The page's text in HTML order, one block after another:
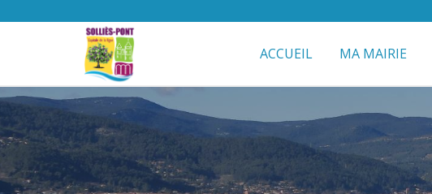
ACCUEIL MA MAIRIE